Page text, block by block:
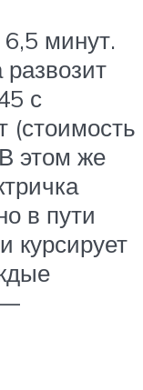
минут.
с
(стоимость
этом же
в пути
курсирует
—